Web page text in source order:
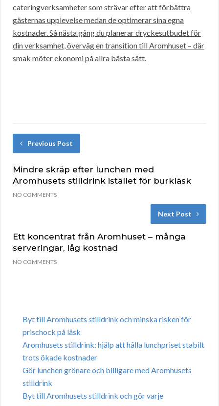
cateringverksamheter som strävar efter att förbättra
gästernas upplevelse medan de optimerar sina egna
kostnader. Så nästa gång du planerar dryckesutbudet för
din verksamhet, överväg en transition till Aromhuset – där
smak möter ekonomi på allra bästa sätt.
Previous Post
Mindre skräp efter lunchen med
Aromhusets stilldrink istället för burkläsk
NO COMMENTS
Next Post
Ett koncentrat från Aromhuset – många
serveringar, låg kostnad
NO COMMENTS
Byt till Aromhusets stilldrink och minska risken för
prischock på läsk
Aromhusets stilldrink: hjälp att hålla lunchpriset stabilt
trots ökade kostnader
Gör lunchen grönare och billigare med Aromhusets
stilldrink
Byt till Aromhusets stilldrink och gör varje